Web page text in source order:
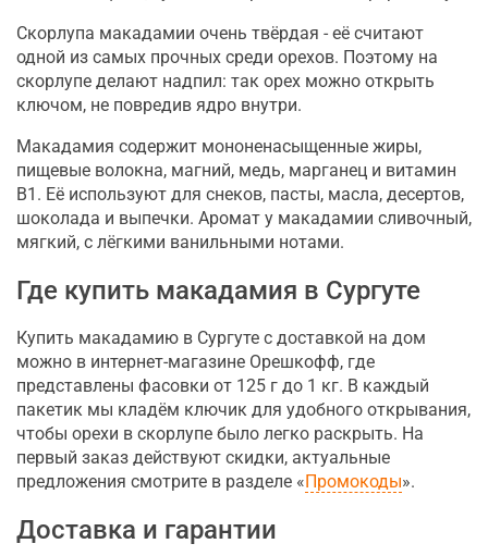
Скорлупа макадамии очень твёрдая - её считают
одной из самых прочных среди орехов. Поэтому на
скорлупе делают надпил: так орех можно открыть
ключом, не повредив ядро внутри.
Макадамия содержит мононенасыщенные жиры,
пищевые волокна, магний, медь, марганец и витамин
B1. Её используют для снеков, пасты, масла, десертов,
шоколада и выпечки. Аромат у макадамии сливочный,
мягкий, с лёгкими ванильными нотами.
Где купить макадамия в Сургуте
Купить макадамию в Сургуте с доставкой на дом
можно в интернет-магазине Орешкофф, где
представлены фасовки от 125 г до 1 кг. В каждый
пакетик мы кладём ключик для удобного открывания,
чтобы орехи в скорлупе было легко раскрыть. На
первый заказ действуют скидки, актуальные
предложения смотрите в разделе «Промокоды».
Доставка и гарантии